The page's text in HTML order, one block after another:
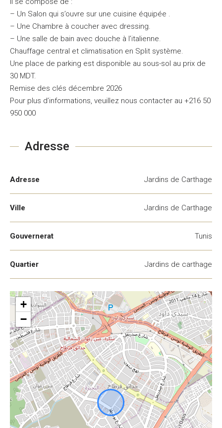
– Un Salon qui s’ouvre sur une cuisine équipée .
– Une Chambre à coucher avec dressing.
– Une salle de bain avec douche à l’italienne.
Chauffage central et climatisation en Split système.
Une place de parking est disponible au sous-sol au prix de
30 MDT.
Remise des clés décembre 2026
Pour plus d’informations, veuillez nous contacter au +216 50
950 000
Adresse
Adresse Jardins de Carthage
Ville Jardins de Carthage
Gouvernerat Tunis
Quartier Jardins de carthage
+
−